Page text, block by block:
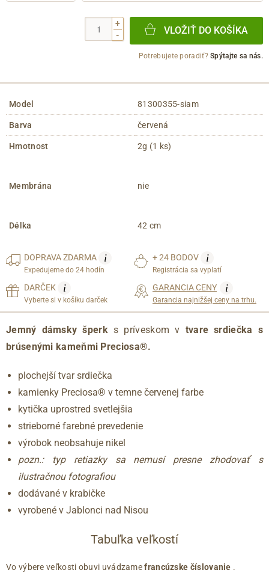
+
-
VLOŽIŤ DO KOŠÍKA
Potrebujete poradiť?Spýtajte sa nás.
Model 81300355-siam
Barva červená
Hmotnost 2g (1 ks)
Membrána nie
Délka 42 cm
DOPRAVAZDARMA i
Expedujeme do 24 hodín
+ 24 BODOV i
Registrácia sa vyplatí
DARČEK i
Vyberte si v košíku darček
GARANCIA CENY i
Garancia najnižšej ceny na trhu.
Jemný dámsky šperk s príveskom v tvare srdiečka s
brúsenými kameňmi Preciosa®.
plochejší tvar srdiečka
kamienky Preciosa® v temne červenej farbe
kytička uprostred svetlejšia
strieborné farebné prevedenie
výrobok neobsahuje nikel
pozn.: typ retiazky sa nemusí presne zhodovať s
ilustračnou fotografiou
dodávané v krabičke
vyrobené v Jablonci nad Nisou
Tabuľka veľkostí
Vo výbere veľkosti obuvi uvádzamefrancúzske číslovanie .